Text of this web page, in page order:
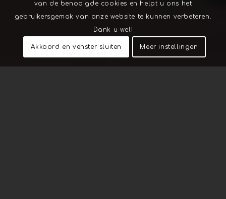
van de benodigde cookies en helpt u ons het
gebruikersgemak van onze website te kunnen verbeteren.
Dank u wel!
Akkoord en venster sluiten Meer instellingen